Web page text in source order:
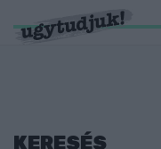
KERESÉS